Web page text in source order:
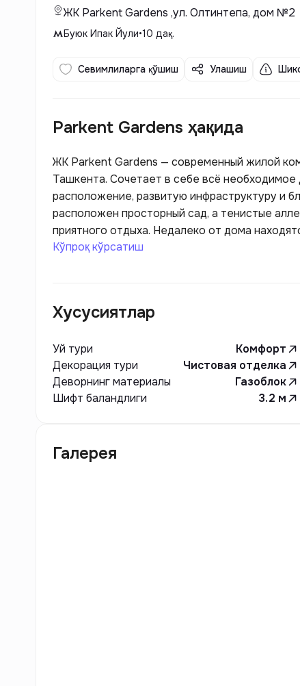
ЖК Parkent Gardens ,ул. Олтинтепа, дом №2
Буюк Ипак Йули•10 дақ.
Севимлиларга қўшиш Улашиш
Parkent Gardens ҳақида
ЖК Parkent Gardens — современный жилой
Ташкента. Сочетает в себе всё
расположение, развитую инфраструктуру и
расположен просторный сад, а тенистые
приятного отдыха. Недалеко от дома
Кўпроқ кўрсатиш
Хусусиятлар
Уй тури
Комфорт
Декорация тури
Чистовая отделка
Деворнинг материалы
Газоблок
Шифт баландлиги
3.2 м
Галерея